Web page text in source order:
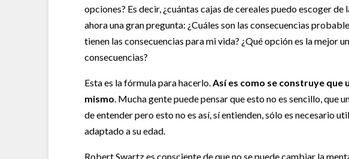
opciones? Es decir, ¿cuántas cajas de cereales puedo escoger de
ahora una gran pregunta: ¿Cuáles son las consecuencias
tienen las consecuencias para mi vida? ¿Qué opción es la mejor
consecuencias?
Esta es la fórmula para hacerlo.Así es como se construye que
mismo. Mucha gente puede pensar que esto no es sencillo, que
de entender pero esto no es así, sí entienden, sólo es necesario
adaptado a su edad.
Robert Swartz es consciente de que no se puede cambiar la